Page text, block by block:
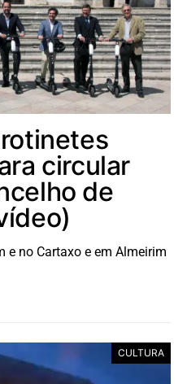
circular
de
e no Cartaxo e em Almeirim
CULTURA